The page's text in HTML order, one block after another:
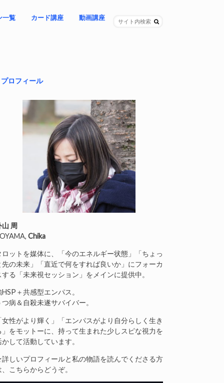
一覧 カード講座 動画講座
プロフィール
山 周
Chika
ロットを媒体に、「今のエネルギー状態」「ちょっ
先の未来」「直近で何をすれば良いか」にフォーカ
する「未来視セッション」をメインに提供中。
HSP＋共感型エンパス。
つ病＆自殺未遂サバイバー。
女性がより輝く」「エンパスがより自分らしく生き
」をモットーに、持って生まれた少しスピな視力を
かして活動しています。
しいプロフィールと私の物語を読んでくださる方
、こちらからどうぞ。